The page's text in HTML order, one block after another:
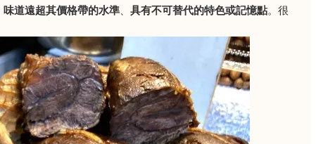
味道遠超其價格帶的水準、 具有不可替代的特色或記憶點。很